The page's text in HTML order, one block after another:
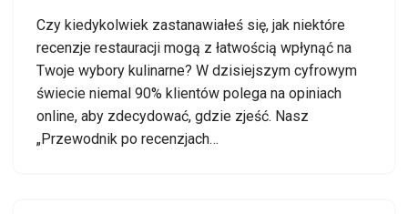
Czy kiedykolwiek zastanawiałeś się, jak niektóre
recenzje restauracji mogą z łatwością wpłynąć na
Twoje wybory kulinarne? W dzisiejszym cyfrowym
świecie niemal 90% klientów polega na opiniach
online, aby zdecydować, gdzie zjeść. Nasz
„Przewodnik po recenzjach…